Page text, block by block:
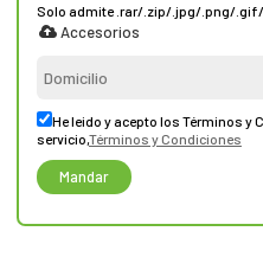
Solo admite .rar/.zip/.jpg/.png/
Accesorios
He leido y acepto los Términos y
servicio,Términos y Condiciones
Mandar